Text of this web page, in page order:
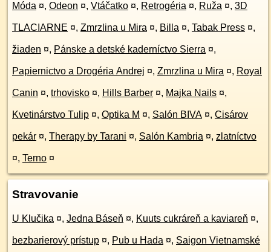
Móda ¤, Odeon ¤, Vtáčatko ¤, Retrogéria ¤, Ruža ¤, 3D
TLACIARNE ¤, Zmrzlina u Mira ¤, Billa ¤, Tabak Press ¤,
žiaden ¤, Pánske a detské kaderníctvo Sierra ¤,
Papiernictvo a Drogéria Andrej ¤, Zmrzlina u Mira ¤, Royal
Canin ¤, trhovisko ¤, Hills Barber ¤, Majka Nails ¤,
Kvetinárstvo Tulip ¤, Optika M ¤, Salón BIVA ¤, Cisárov
pekár ¤, Therapy by Tarani ¤, Salón Kambria ¤, zlatníctvo
¤, Terno ¤
Stravovanie
U Klučika ¤, Jedna Báseň ¤, Kuuts cukráreň a kaviareň ¤,
bezbarierový prístup ¤, Pub u Hada ¤, Saigon Vietnamské